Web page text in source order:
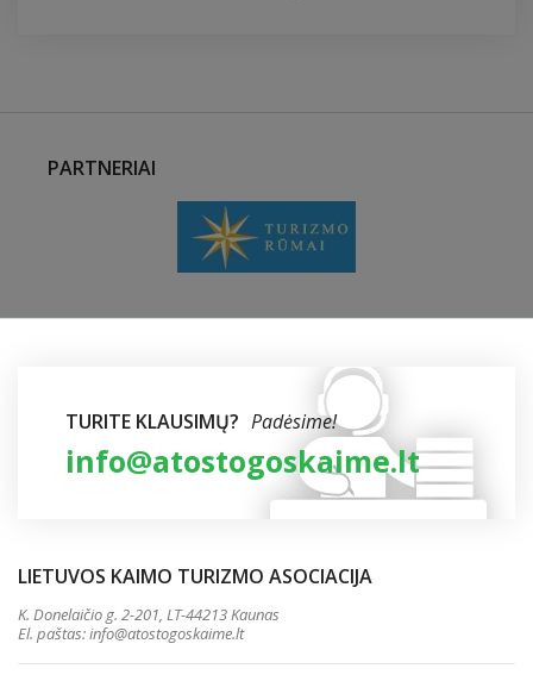
PARTNERIAI
TURITE KLAUSIMŲ? Padėsime!
info@atostogoskaime.lt
LIETUVOS KAIMO TURIZMO ASOCIACIJA
K. Donelaičio g. 2-201, LT-44213 Kaunas
El. paštas:info@atostogoskaime.lt